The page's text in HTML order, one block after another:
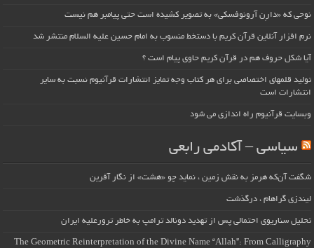
نوحی که «دارِن آرونوفسکی» به تصویر کشیده است حتی پیامبر هم نیست
نرم افزار آنلاین قرآن کریم با دستخط منسوب به امام حسین علیه السلام منتشر شد
آیا شکل حروف هم در قرآن کریم حاوی پیام است ؟
تولید قلمهای اختصاصی برای هر کتاب وجه تمایز انتشارات قرآنیوم نسبت به سایر
انتشارات است
وبسایت قرآنیوم راه اندازی می شود
سیاسی – آکادمی رابعی
شگفت آن‌که هرمز به نقش زمین ، نماید چو «هشت» از نگار آفرین
لیندزی گراهام ، درگذشت
تحلیل سناریوی احتمالی پس از تهدید دونالد ترامپ به خاطر ترورعلیه ایران
The Geometric Reinterpretation of the Divine Name “Allah”: From Calligraphy